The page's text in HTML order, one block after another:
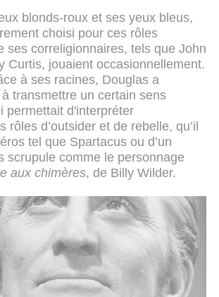
blonds-roux et ses yeux bleus,
choisi pour ces rôles
ses correligionnaires, tels que John
Curtis, jouaient occasionnellement.
à ses racines, Douglas a
transmettre un certain sens
permettait d'interpréter
rôles d’outsider et de rebelle, qu’il
tel que Spartacus ou d’un
scrupule comme le personnage
aux chimères, de Billy Wilder.